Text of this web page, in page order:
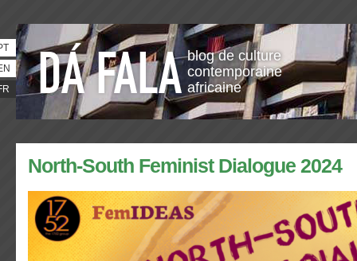
blog de culture
contemporaine
africaine
North-South Feminist Dialogue 2024